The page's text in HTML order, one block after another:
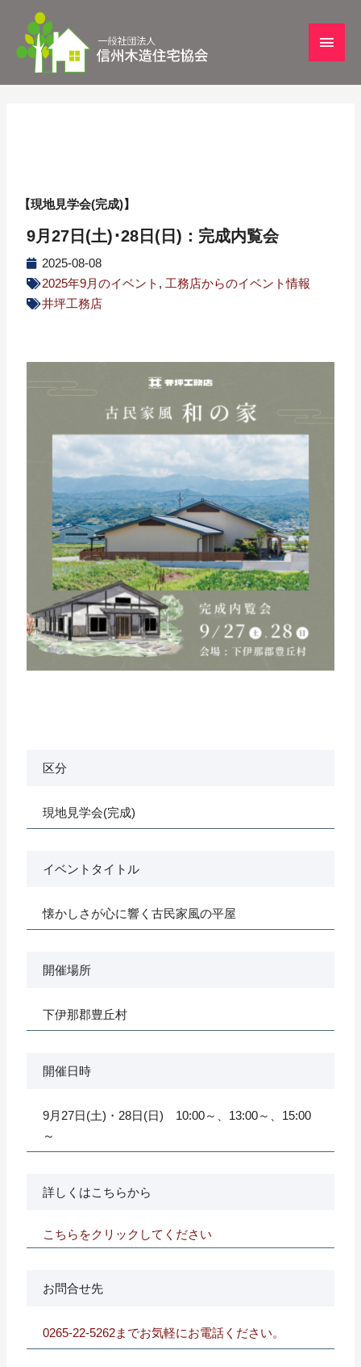
【現地見学会(完成)】
9月27日(土)･28日(日)：完成内覧会
2025-08-08
2025年9月のイベント , 工務店からのイベント情報
井坪工務店
区分
現地見学会(完成)
イベントタイトル
懐かしさが心に響く古民家風の平屋
開催場所
下伊那郡豊丘村
開催日時
9月27日(土)・28日(日) 10:00～、13:00～、15:00
～
詳しくはこちらから
こちらをクリックしてください
お問合せ先
0265-22-5262までお気軽にお電話ください。